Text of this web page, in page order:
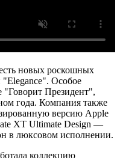
новых роскошных
Особое
"Говорит Президент",
года. Компания также
версию Apple
XT Ultimate Design —
в люксовом исполнении.
коллекцию